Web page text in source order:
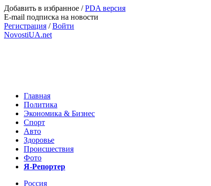
Добавить в избранное /PDA версия
E-mail подписка на новости
Регистрация /Войти
NovostiUA.net
Главная
Политика
Экономика & Бизнес
Спорт
Авто
Здоровье
Происшествия
Фото
Я-Репортер
Россия